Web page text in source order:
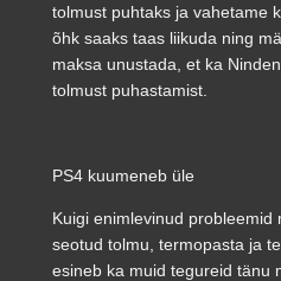
tolmust puhtaks ja vahetame
õhk saaks taas liikuda ning
maksa unustada, et ka
tolmust puhastamist.
PS4 kuumeneb üle
Kuigi enimlevinud probleemid
seotud tolmu, termopasta ja
esineb ka muid tegureid tänu